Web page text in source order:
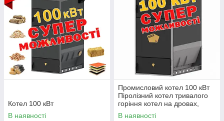
Котел 100 кВт
В наявності
Промисловий котел 100 кВт
Піролізний котел тривалого
горіння котел на дровах,
трісці, тирсі, ДСП
В наявності